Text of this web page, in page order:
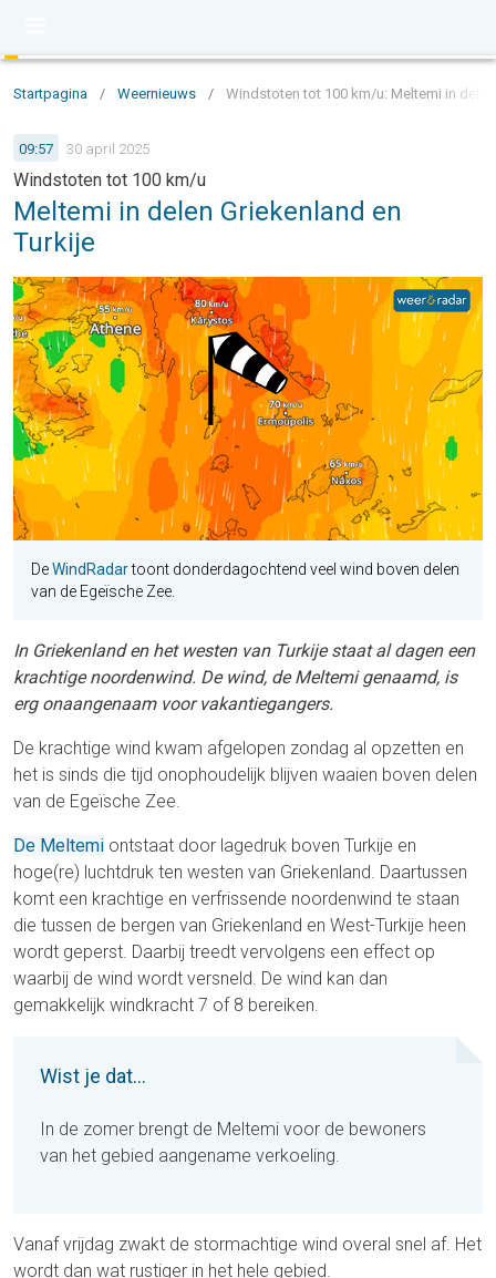
Startpagina / Weernieuws / Windstoten tot 100 km/u: Meltemi in
09:57 30 april 2025
Windstoten tot 100 km/u
Meltemi in delen Griekenland en
Turkije
DeWindRadartoont donderdagochtend veel wind boven delen
van de Egeïsche Zee.
In Griekenland en het westen van Turkije staat al dagen een
krachtige noordenwind. De wind, de Meltemi genaamd, is
erg onaangenaam voor vakantiegangers.
De krachtige wind kwam afgelopen zondag al opzetten en
het is sinds die tijd onophoudelijk blijven waaien boven delen
van de Egeïsche Zee.
De Meltemi ontstaat door lagedruk boven Turkije en
hoge(re) luchtdruk ten westen van Griekenland. Daartussen
komt een krachtige en verfrissende noordenwind te staan
die tussen de bergen van Griekenland en West-Turkije heen
wordt geperst. Daarbij treedt vervolgens een effect op
waarbij de wind wordt versneld. De wind kan dan
gemakkelijk windkracht 7 of 8 bereiken.
Wist je dat...
In de zomer brengt de Meltemi voor de bewoners
van het gebied aangename verkoeling.
Vanaf vrijdag zwakt de stormachtige wind overal snel af. Het
wordt dan wat rustiger in het hele gebied.